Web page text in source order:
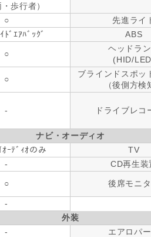
・歩行者）
○ 先進ライ
ﾄﾞｴｱﾊﾞｯｸﾞ ABS
○
ヘッドラ
(HID/
○
ブラインドスポッ
（後側方検
- ドライブレコ
ナビ・オーディオ
ｵｰﾃﾞｨｵのみ TV
- CD再生装
○ 後席モニ
-
外装
- エアロパ